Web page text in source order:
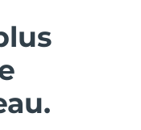
estimée
estimée
estimée